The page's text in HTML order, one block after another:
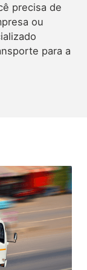
precisa de
ou
para a